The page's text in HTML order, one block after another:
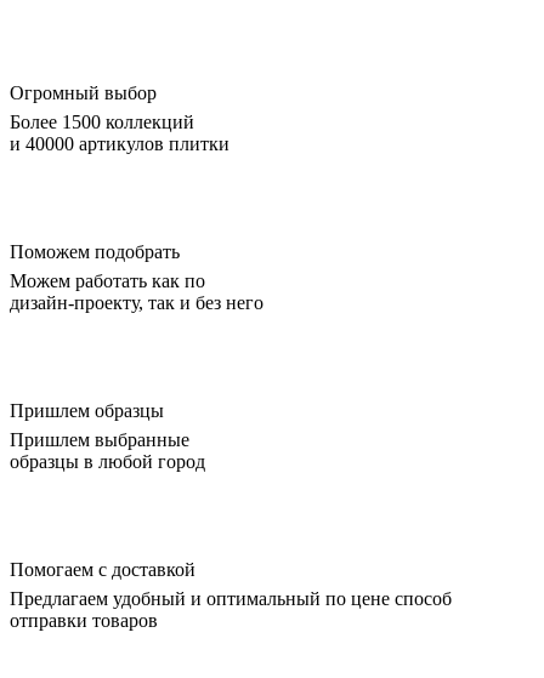
Огромный выбор
Более 1500 коллекций
и 40000 артикулов плитки
Поможем подобрать
Можем работать как по
дизайн-проекту, так и без него
Пришлем образцы
Пришлем выбранные
образцы в любой город
Помогаем с доставкой
Предлагаем удобный и оптимальный по цене способ
отправки товаров